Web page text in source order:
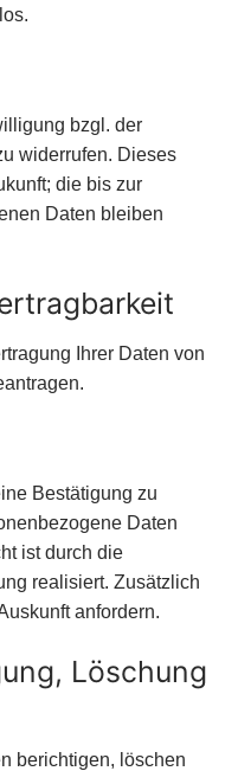
bzgl. der
widerrufen. Dieses
die bis zur
Daten bleiben
Ihrer Daten von
Bestätigung zu
Daten
ist durch die
realisiert. Zusätzlich
anfordern.
Löschung
berichtigen, löschen